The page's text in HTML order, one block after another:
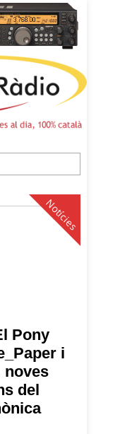
Notícies
Pony
i
noves
del